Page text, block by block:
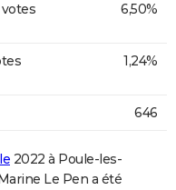
6,50%
1,24%
646
2022 à Poule-les-
Le Pen a été